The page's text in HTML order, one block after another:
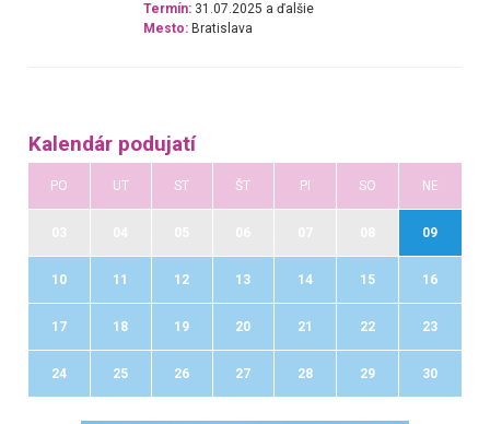
Termín: 31.07.2025 a ďalšie
Mesto: Bratislava
Kalendár podujatí
PO UT ST ŠT PI SO NE
09
10 11 12 13 14 15 16
17 18 19 20 21 22 23
24 25 26 27 28 29 30